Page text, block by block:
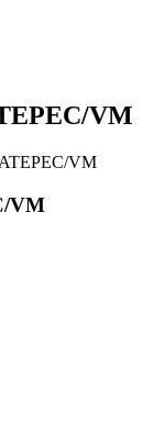
VM
VM
VM